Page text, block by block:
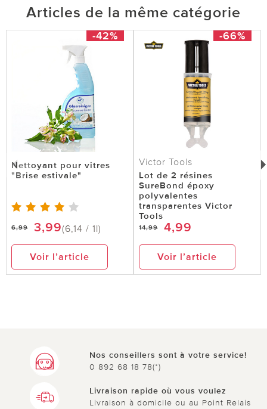
Articles de la même catégorie
-42%
Nettoyant pour vitres
"Brise estivale"
6,99 3,99(6,14 / 1l)
Voir l’article
-66%
Victor Tools
Lot de 2 résines
SureBond époxy
polyvalentes
transparentes Victor
Tools
14,99 4,99
Voir l’article
Nos conseillers sont à votre service!
0 892 68 18 78(*)
Livraison rapide où vous voulez
Livraison à domicile ou au Point Relais